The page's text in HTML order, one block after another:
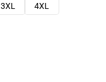
3XL
4XL